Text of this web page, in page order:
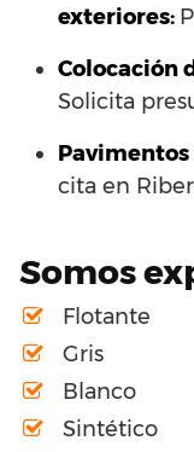
exteriores:
Colocación
Solicita
cita en
Somos
Flotante
Gris
Blanco
Sintético